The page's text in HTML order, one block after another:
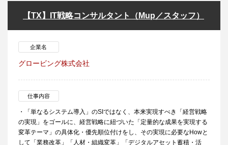
【TX】IT戦略コンサルタント（Mup／スタッフ）
企業名
グロービング株式会社
仕事内容
・「単なるシステム導入」のSIではなく、本来実現すべき「経営戦略
の実現」をゴールに、経営戦略に紐づいた「定量的な成果を実現する
変革テーマ」の具体化・優先順位付けをし、その実現に必要なHowと
して「業務改革」「人材・組織変革」「デジタルアセット蓄積・活